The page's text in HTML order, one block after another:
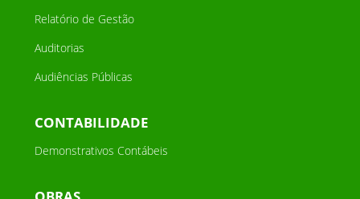
Relatório de Gestão
Auditorias
Audiências Públicas
CONTABILIDADE
Demonstrativos Contábeis